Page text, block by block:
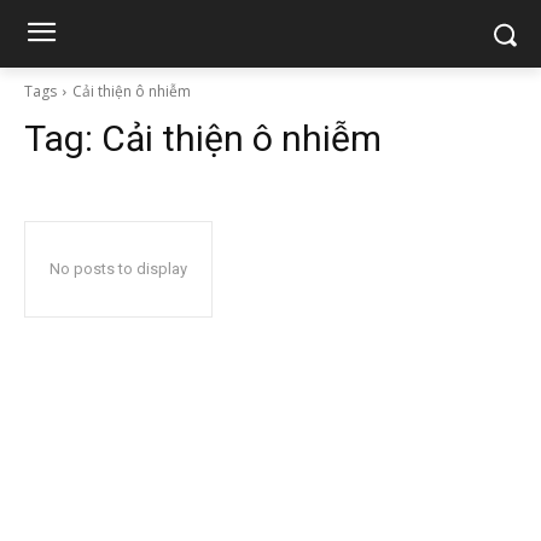
Tags Cải thiện ô nhiễm
Tag: Cải thiện ô nhiễm
No posts to display